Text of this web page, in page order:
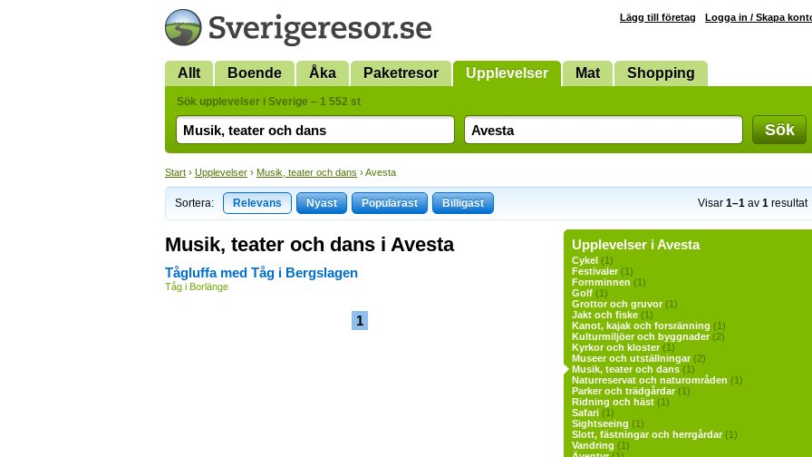
Lägg till företag Logga in / Skapa
Allt Boende Åka Paketresor Upplevelser Mat Shopping
Sök upplevelser i Sverige – 1 552 st
Sök
Start › Upplevelser › Musik, teater och dans › Avesta
Sortera: Relevans Nyast Populärast Billigast Visar 1–1 av 1 resultat
Musik, teater och dans i Avesta
Tågluffa med Tåg i Bergslagen
Tåg i Borlänge
1
Upplevelser i Avesta
Cykel (1)
Festivaler(1)
Fornminnen (1)
Golf (1)
Grottor och gruvor(1)
Jakt och fiske (1)
Kanot, kajak och forsränning (1)
Kulturmiljöer och byggnader(2)
Kyrkor och kloster(1)
Museer och utställningar(2)
Musik, teater och dans (1)
Naturreservat och naturområden (1)
Parker och trädgårdar(1)
Ridning och häst (1)
Safari (1)
Sightseeing (1)
Slott, fästningar och herrgårdar(1)
Vandring (1)